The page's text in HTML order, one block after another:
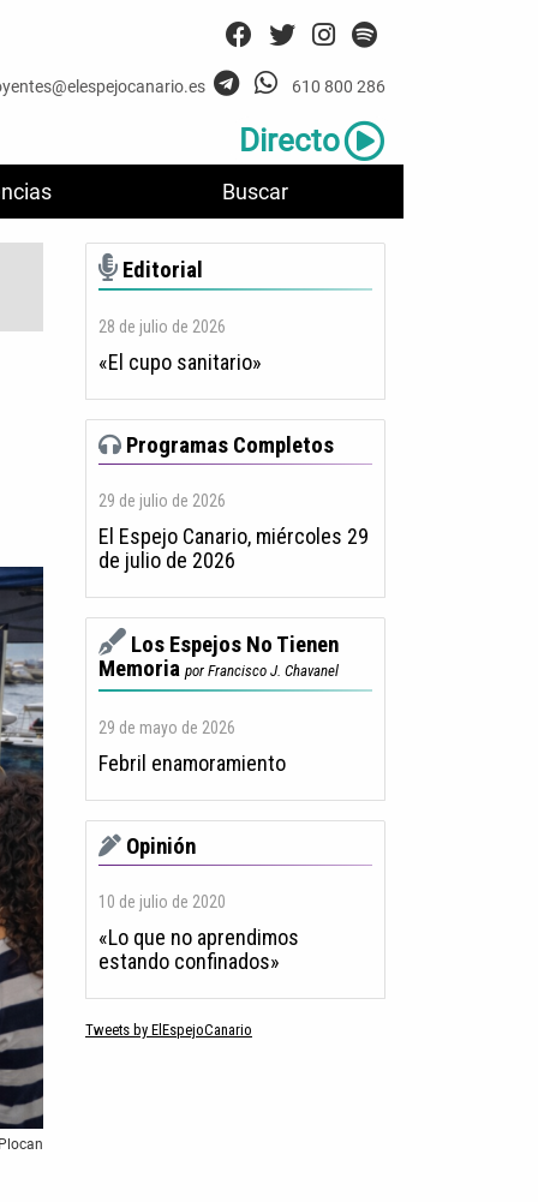
Buscar
610 800 286
Directo
Editorial
28 de julio de 2026
«El cupo sanitario»
Programas Completos
29 de julio de 2026
El Espejo Canario, miércoles 29
de julio de 2026
Los Espejos No Tienen
Memoria por Francisco J. Chavanel
29 de mayo de 2026
Febril enamoramiento
Opinión
10 de julio de 2020
«Lo que no aprendimos
estando confinados»
Tweets by ElEspejoCanario